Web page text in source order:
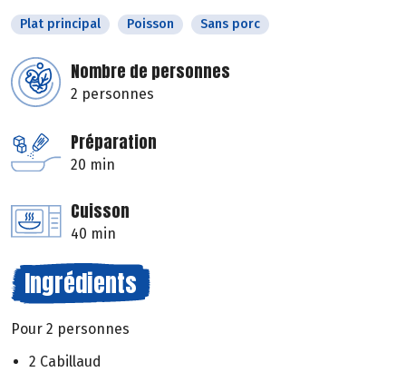
Plat principal Poisson Sans porc
Nombre de personnes
2 personnes
Préparation
20 min
Cuisson
40 min
Ingrédients
Pour 2 personnes
2 Cabillaud